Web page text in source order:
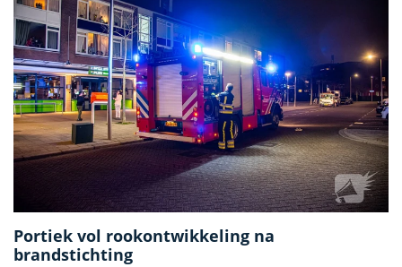
Portiek vol rookontwikkeling na
brandstichting